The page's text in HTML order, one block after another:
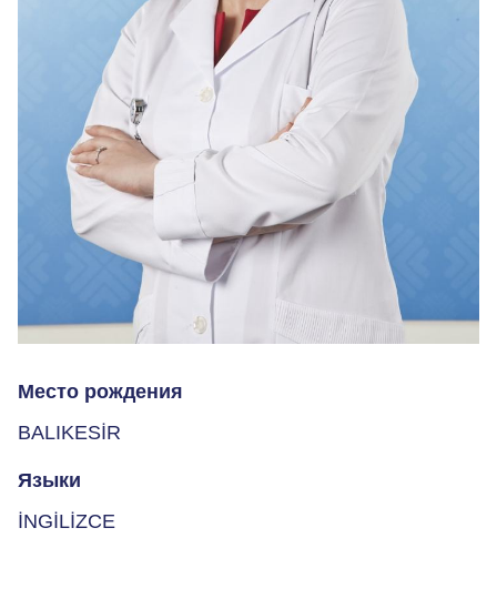
Место рождения
BALIKESİR
Языки
İNGİLİZCE